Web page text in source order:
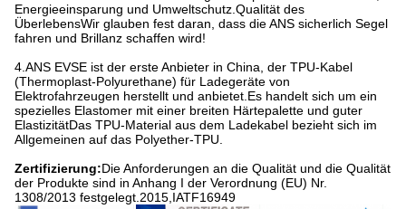
Energieeinsparung und Umweltschutz.Qualität des
ÜberlebensWir glauben fest daran, dass die ANS sicherlich Segel
fahren und Brillanz schaffen wird!
4.ANS EVSE ist der erste Anbieter in China, der TPU-Kabel
(Thermoplast-Polyurethane) für Ladegeräte von
Elektrofahrzeugen herstellt und anbietet.Es handelt sich um ein
spezielles Elastomer mit einer breiten Härtepalette und guter
ElastizitätDas TPU-Material aus dem Ladekabel bezieht sich im
Allgemeinen auf das Polyether-TPU.
Zertifizierung:Die Anforderungen an die Qualität und die Qualität
der Produkte sind in Anhang I der Verordnung (EU) Nr.
1308/2013 festgelegt.2015,IATF16949